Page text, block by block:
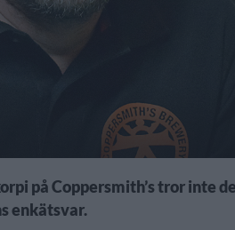
på Coppersmith’s tror inte
enkätsvar.